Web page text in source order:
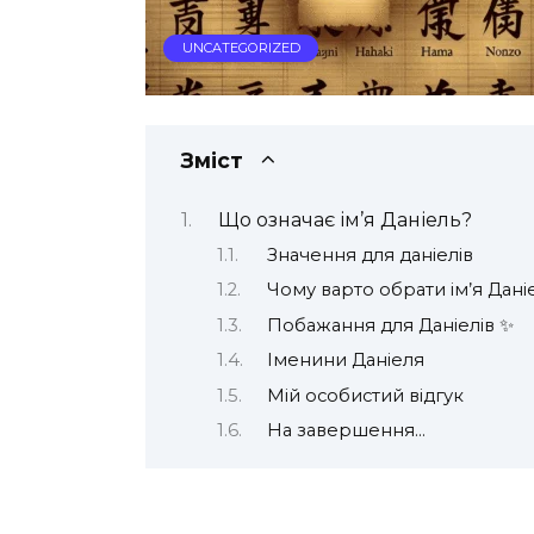
UNCATEGORIZED
Зміст
Що означає ім’я Даніель?
Значення для даніелів
Чому варто обрати ім’я
Побажання для Даніелів ✨
Іменини Даніеля
Мій особистий відгук
На завершення…